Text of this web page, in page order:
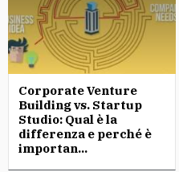
Corporate Venture
Building vs. Startup
Studio: Qual è la
differenza e perché è
importan...